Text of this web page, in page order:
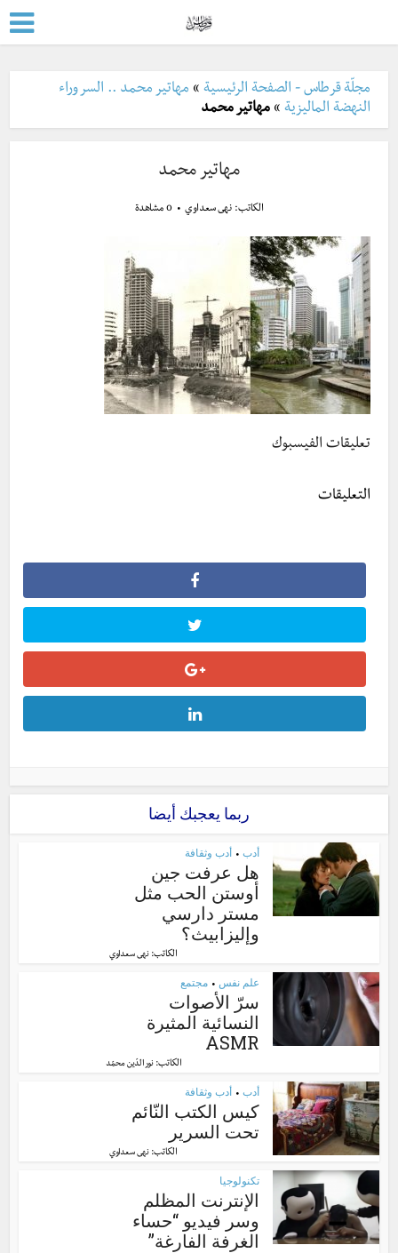
مجلّة قرطاس - الصفحة الرئيسية » مهاتير محمد .. السر وراء
النهضة الماليزية »مهاتير محمد
مهاتير محمد
الكاتب:نهى سعداوي 0 مشاهدة
تعليقات الفيسبوك
التعليقات
ربما يعجبك أيضا
أدب • أدب وثقافة
هل عرفت جين
أوستن الحب مثل
مستر دارسي
وإليزابيث؟
الكاتب: نهى سعداوي
علم نفس • مجتمع
سرّ الأصوات
النسائية المثيرة
ASMR
الكاتب:نور الدّين محمّد
أدب • أدب وثقافة
كيس الكتب النّائم
تحت السرير
الكاتب: نهى سعداوي
تكنولوجيا
الإنترنت المظلم
وسر فيديو “حساء
الغرفة الفارغة”